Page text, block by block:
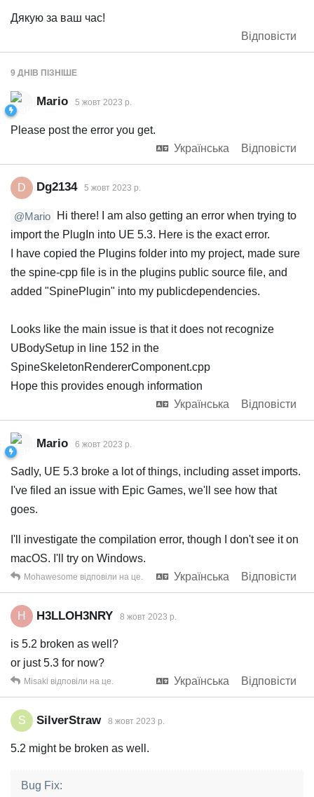
Дякую за ваш час!
Відповісти
9 ДНІВ ПІЗНІШЕ
Mario 5 жовт 2023 р.
Please post the error you get.
Українська
Відповісти
D Dg2134 5 жовт 2023 р.
@Mario
Hi there! I am also getting an error when trying to
import the PlugIn into UE 5.3. Here is the exact error.
I have copied the Plugins folder into my project, made sure
the spine-cpp file is in the plugins public source file, and
added "SpinePlugin" into my publicdependencies.
Looks like the main issue is that it does not recognize
UBodySetup in line 152 in the
SpineSkeletonRendererComponent.cpp
Hope this provides enough information
Українська
Відповісти
Mario 6 жовт 2023 р.
Sadly, UE 5.3 broke a lot of things, including asset imports.
I've filed an issue with Epic Games, we'll see how that
goes.
I'll investigate the compilation error, though I don't see it on
macOS. I'll try on Windows.
Українська
Відповісти
Mohawesome відповіли на це.
H H3LLOH3NRY 8 жовт 2023 р.
is 5.2 broken as well?
or just 5.3 for now?
Українська
Відповісти
Misaki відповіли на це.
S SilverStraw 8 жовт 2023 р.
5.2 might be broken as well.
Bug Fix: